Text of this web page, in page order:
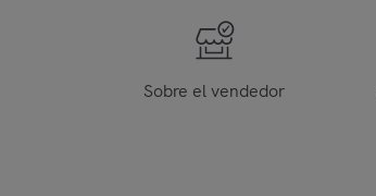
Sobre el vendedor